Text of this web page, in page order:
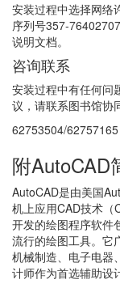
安装过程中选择网络
序列号357-
说明文档。
咨询联系
安装过程中有任何问
议，请联系图书馆协
62753504/
附AutoCAD
AutoCAD是由美国
机上应用CAD技术
开发的绘图程序软件
流行的绘图工具。它
机械制造、电子电器
计师作为首选辅助设